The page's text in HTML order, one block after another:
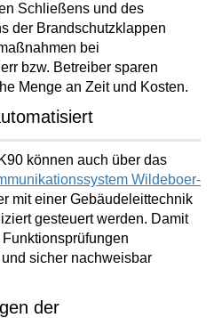
Schließens und des
der Brandschutzklappen
bei
bzw. Betreiber sparen
Menge an Zeit und Kosten.
können auch über das
Wildeboer-
mit einer Gebäudeleittechnik
gesteuert werden. Damit
sicher nachweisbar
der